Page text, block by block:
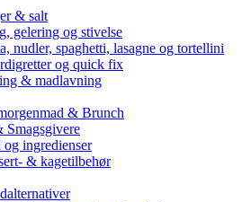
& salt
gelering og stivelse
nudler, spaghetti, lasagne og tortellini
og quick fix
& madlavning
& Brunch
ingredienser
& kagetilbehør